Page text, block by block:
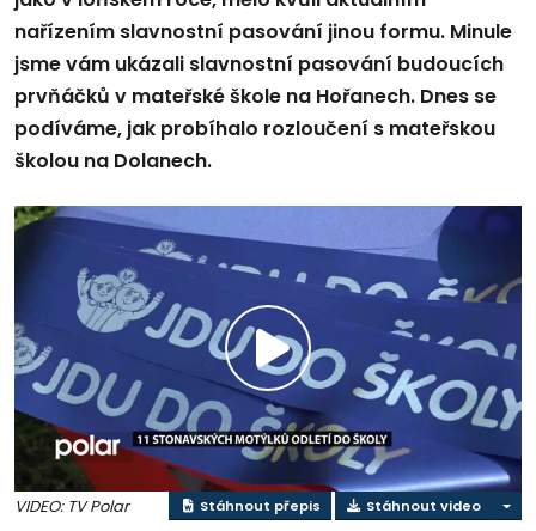
nařízením slavnostní pasování jinou formu. Minule
jsme vám ukázali slavnostní pasování budoucích
prvňáčků v mateřské škole na Hořanech. Dnes se
podíváme, jak probíhalo rozloučení s mateřskou
školou na Dolanech.
Přehrát
video
VIDEO: TV Polar Stáhnout přepis Stáhnout video